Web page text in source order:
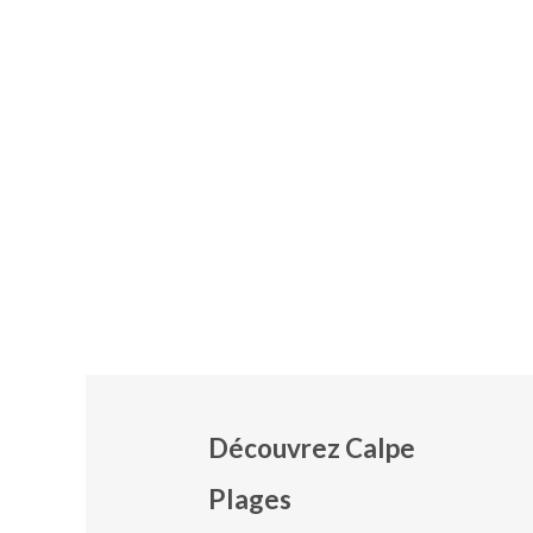
Découvrez Calpe
Plages